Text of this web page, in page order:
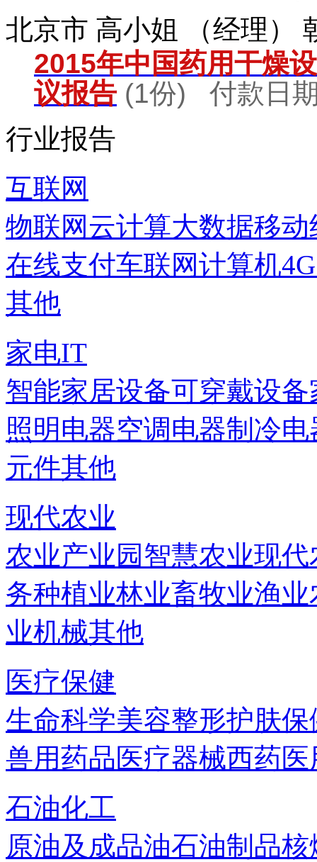
北京市 高小姐 （经理）
2015年中国药用干燥
议报告 (1份) 付款日
行业报告
互联网
物联网 云计算大数据移动
在线支付车联网计算机
其他
家电IT
智能家居设备可穿戴设备
照明电器空调电器制冷电
元件其他
现代农业
农业产业园智慧农业现代
务种植业林业畜牧业渔业
业机械其他
医疗保健
生命科学美容整形护肤保
兽用药品医疗器械西药
石油化工
原油及成品油石油制品核